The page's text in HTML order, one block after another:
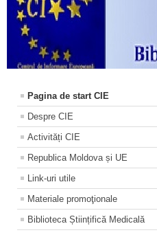
Pagina de start CIE
Despre CIE
Activități CIE
Republica Moldova și UE
Link-uri utile
Materiale promoţionale
Biblioteca Științifică Medicală